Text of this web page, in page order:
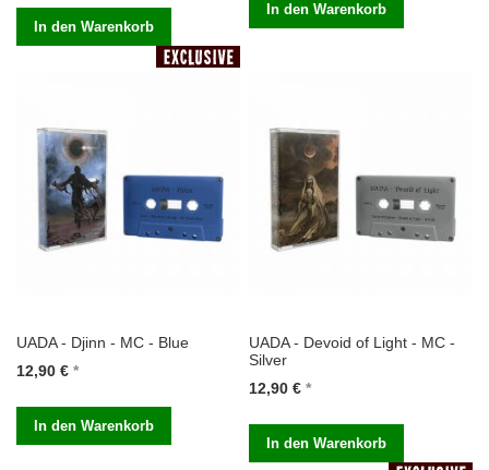
In den Warenkorb
In den Warenkorb
UADA - Djinn - MC - Blue
12,90 €
In den Warenkorb
UADA - Devoid of Light - MC -
Silver
12,90 €
In den Warenkorb